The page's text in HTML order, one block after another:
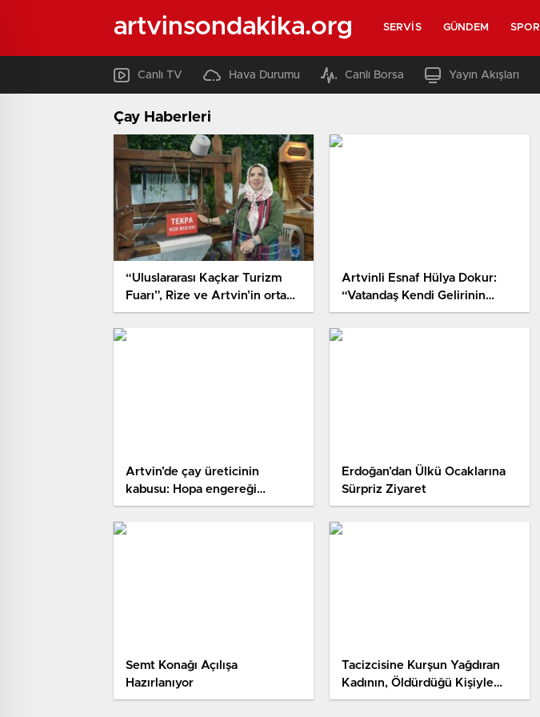
artvinsondakika.org SERVIS GÜNDEM SPOR
Canlı TV Hava Durumu Canlı Borsa Yayın Akışları
Çay Haberleri
“Uluslararası Kaçkar Turizm
Fuarı”, Rize ve Artvin’in ortak
potansiyelini vitrine çıkardı
Artvinli Esnaf Hülya Dokur:
“Vatandaş Kendi Gelirinin
Düşük Olduğunun Farkında
Değil”
Artvin’de çay üreticinin
kabusu: Hopa engereği
bahçelerde sık olarak
görülmeye başladı
Erdoğan’dan Ülkü Ocaklarına
Sürpriz Ziyaret
Semt Konağı Açılışa
Hazırlanıyor
Tacizcisine Kurşun Yağdıran
Kadının, Öldürdüğü Kişiyle
Akraba Olduğu Ortaya Çıktı